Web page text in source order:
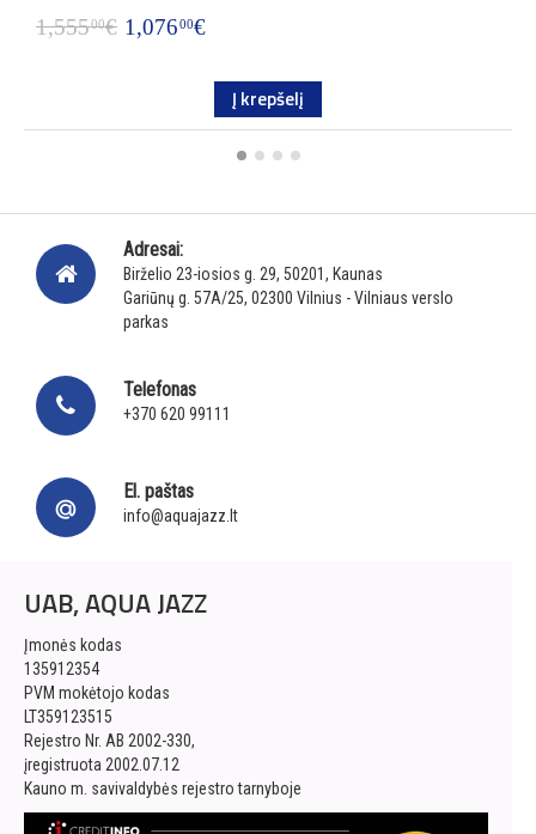
1,55500€ 1,07600€
Į krepšelį
Adresai:
Birželio 23-iosios g. 29, 50201, Kaunas
Gariūnų g. 57A/25, 02300 Vilnius - Vilniaus verslo
parkas
Telefonas
+370 620 99111
El. paštas
info@aquajazz.lt
UAB, AQUA JAZZ
Įmonės kodas
135912354
PVM mokėtojo kodas
LT359123515
Rejestro Nr. AB 2002-330,
įregistruota 2002.07.12
Kauno m. savivaldybės rejestro tarnyboje